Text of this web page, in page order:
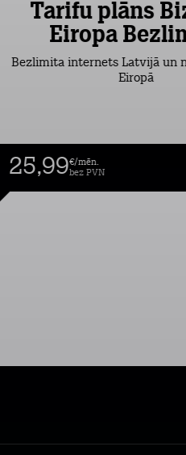
Tarifu plāns
Eiropa
Bezlimita internets Latvijā un
Eiropā
25,99€/mēn.
bez PVN